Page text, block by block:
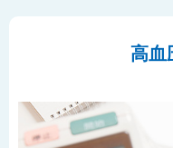
高血